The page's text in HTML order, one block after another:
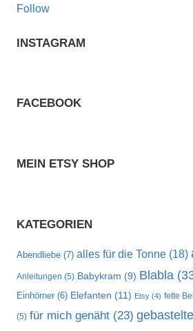
Follow
INSTAGRAM
FACEBOOK
MEIN ETSY SHOP
KATEGORIEN
Abendliebe (7) alles für die Tonne (18)
Anleitungen (5) Babykram (9) Blabla
Einhörner (6) Elefanten (11) Etsy (4) fette
(5) für mich genäht (23)